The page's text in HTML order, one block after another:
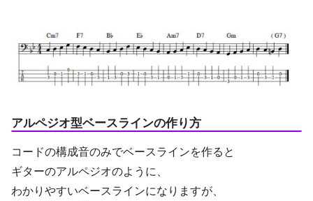
アルペジオ型ベースラインの作り方
コードの構成音のみでベースラインを作ると
ギターのアルペジオのように、
わかりやすいベースラインになりますが、